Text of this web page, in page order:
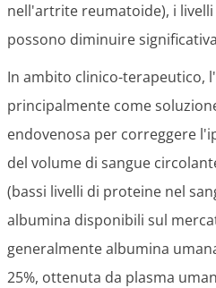
nell'artrite reumatoide), i
possono diminuire
In ambito clinico-terapeutico,
principalmente come
endovenosa per correggere
del volume di sangue
(bassi livelli di proteine nel
albumina disponibili sul
generalmente albumina
25%, ottenuta da plasma